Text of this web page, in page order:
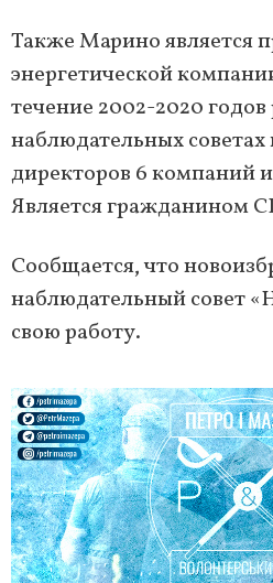
Также Марино является
энергетической
течение 2002-2020 годов
наблюдательных советах
директоров 6 компаний
Является гражданином
Сообщается, что
наблюдательный совет
свою работу.